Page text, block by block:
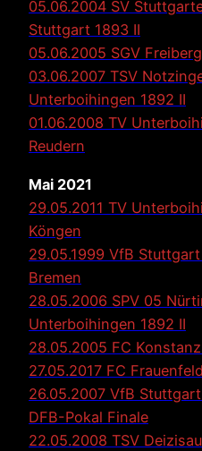
05.06.2004 SV
Stuttgart 1893 II
05.06.2005 SGV
03.06.2007 TSV
Unterboihingen 1892 II
01.06.2008 TV
Reudern
Mai 2021
29.05.2011 TV
Köngen
29.05.1999 VfB
Bremen
28.05.2006 SPV 05
Unterboihingen 1892 II
28.05.2005 FC
27.05.2017 FC
26.05.2007 VfB
DFB-Pokal Finale
22.05.2008 TSV